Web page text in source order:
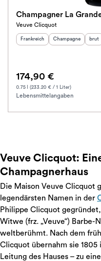
Champagner La
Veuve Clicquot
Herkunftsland
Frankreich Herkunftsregion :
Champagne brut
174,90 €
0.75 l (233.20 € / 1 Liter)
Lebensmittelangaben
Veuve Clicquot:
Champagnerhaus
Die Maison Veuve Clicquot
legendärsten Namen in der
Philippe Clicquot
Witwe (frz. „Veuve“) Barbe-
weltberühmt. Nach dem
Clicquot übernahm sie
Leitung des Hauses – zu